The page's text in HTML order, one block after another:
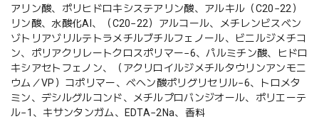
アリン酸、ポリヒドロキシステアリン酸、アルキル（C20−22）
リン酸、水酸化Al、（C20−22）アルコール、メチレンビスベン
ゾトリアゾリルテトラメチルブチルフェノール、ビニルジメチコ
ン、ポリアクリレートクロスポリマー−6、パルミチン酸、ヒドロ
キシアセトフェノン、（アクリロイルジメチルタウリンアンモニ
ウム／VP）コポリマー、ベヘン酸ポリグリセリル−6、トロメタ
ミン、デシルグルコンド、メチルプロバンジオール、ポリエーテ
ル−1、キサンタンガム、EDTA−2Na、香料